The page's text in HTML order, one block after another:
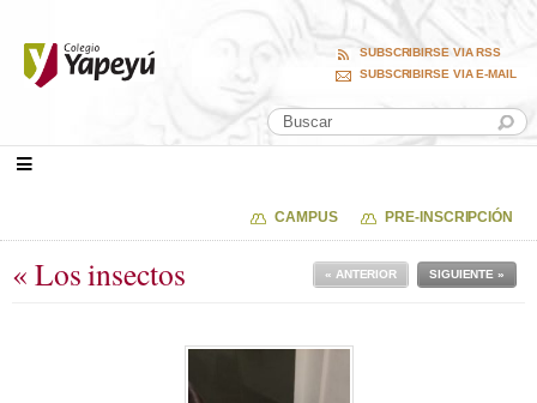
SUBSCRIBIRSE VIA RSS
SUBSCRIBIRSE VIA E-MAIL
CAMPUS PRE-INSCRIPCIÓN
« Los insectos SIGUIENTE »
« ANTERIOR